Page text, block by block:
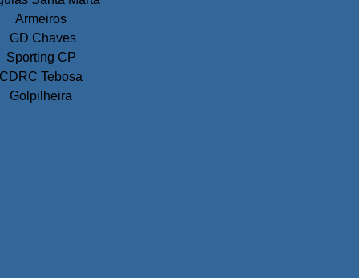
Armeiros
GD Chaves
Sporting CP
CDRC Tebosa
Golpilheira